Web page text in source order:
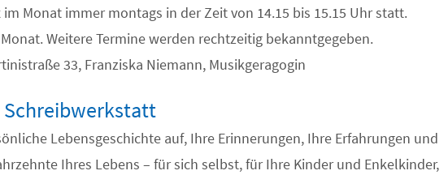
im Monat immer montags in der Zeit von 14.15 bis 15.15 Uhr statt.
Weitere Termine werden rechtzeitig bekanntgegeben.
33, Franziska Niemann, Musikgeragogin
Schreibwerkstatt
Lebensgeschichte auf, Ihre Erinnerungen, Ihre Erfahrungen und
Ihres Lebens – für sich selbst, für Ihre Kinder und Enkelkinder,